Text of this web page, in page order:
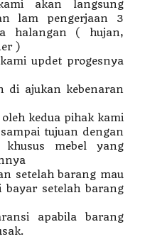
akan langsung
lam pengerjaan 3
halangan ( hujan,
)
updet progesnya
di ajukan kebenaran
kedua pihak kami
tujuan dengan
khusus mebel yang
setelah barang mau
setelah barang
apabila barang